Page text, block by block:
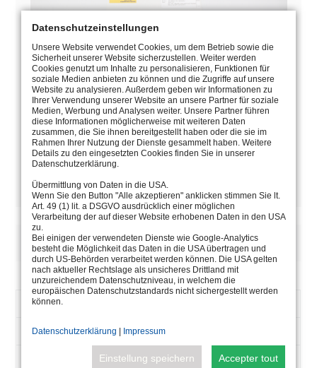
MANUEL
DESCRIPTION
NUMÉRO
50-60
Datenschutzeinstellungen
Unsere Website verwendet Cookies, um dem Betrieb sowie die
Sicherheit unserer Website sicherzustellen. Weiter werden
Cookies genutzt um Inhalte zu personalisieren, Funktionen für
soziale Medien anbieten zu können und die Zugriffe auf unsere
Website zu analysieren. Außerdem geben wir Informationen zu
Ihrer Verwendung unserer Website an unsere Partner für soziale
Medien, Werbung und Analysen weiter. Unsere Partner führen
diese Informationen möglicherweise mit weiteren Daten
zusammen, die Sie ihnen bereitgestellt haben oder die sie im
Rahmen Ihrer Nutzung der Dienste gesammelt haben. Weitere
Details zu den eingesetzten Cookies finden Sie in unserer
Datenschutzerklärung.
Übermittlung von Daten in die USA.
Wenn Sie den Button "Alle akzeptieren" anklicken stimmen Sie lt.
Art. 49 (1) lit. a DSGVO ausdrücklich einer möglichen
Verarbeitung der auf dieser Website erhobenen Daten in den USA
zu.
Bei einigen der verwendeten Dienste wie Google-Analytics
besteht die Möglichkeit das Daten in die USA übertragen und
durch US-Behörden verarbeitet werden können. Die USA gelten
nach aktueller Rechtslage als unsicheres Drittland mit
unzureichendem Datenschutzniveau, in welchem die
europäischen Datenschutzstandards nicht sichergestellt werden
können.
Datenschutzerklärung | Impressum
Einstellung speichern Accepter tout